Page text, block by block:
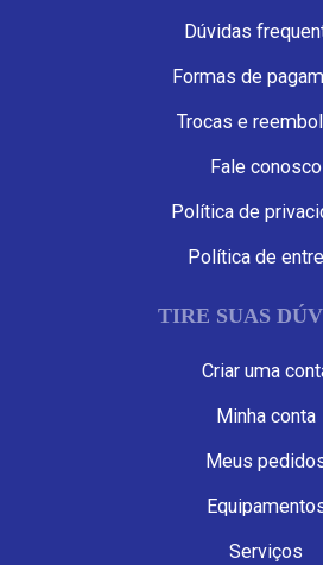
Dúvidas
Formas de
Trocas e
Fale conosco
Política de
Política de
TIRE SUAS
Criar uma
Minha conta
Meus
Serviços